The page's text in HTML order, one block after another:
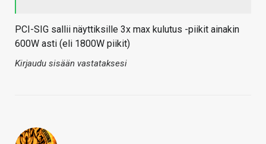
PCI-SIG sallii näyttiksille 3x max kulutus -piikit ainakin
600W asti (eli 1800W piikit)
Kirjaudu sisään vastataksesi